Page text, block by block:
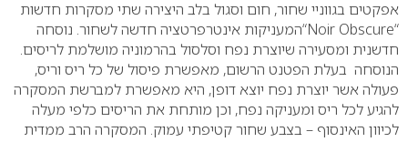
אפקטים בגווניי שחור, חום וסגול בלב היצירה שתי מסקרות חדשות
“
Noir Obscure“המעניקות אינטרפרטציה חדשה לשחור. נוסחה
חדשנית ומסעירה שיוצרת נפח וסלסול בהרמוניה מושלמת לריסים.
הנוסחה בעלת הפטנט הרשום, מאפשרת פיסול של כל ריס וריס,
פעולה אשר יוצרת נפח יוצא דופן, היא מאפשרת למברשת המסקרה
להגיע לכל ריס ומעניקה נפח, וכן מותחת את הריסים כלפי מעלה
לכיוון האינסוף – בצבע שחור קטיפתי עמוק. המסקרה הרב ממדית